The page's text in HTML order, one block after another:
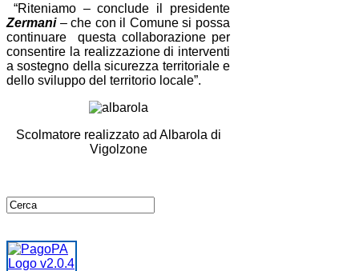
“Riteniamo – conclude il presidente
Zermani– che con il Comune si possa
continuare questa collaborazione per
consentire la realizzazione di interventi
a sostegno della sicurezza territoriale e
dello sviluppo del territorio locale”.
Scolmatore realizzato ad Albarola di
Vigolzone